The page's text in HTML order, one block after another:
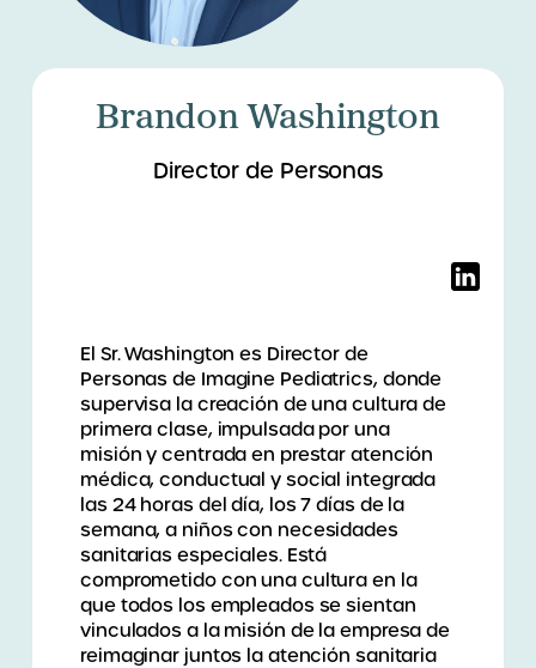
Brandon Washington
Director de Personas
El Sr. Washington es Director de
Personas de Imagine Pediatrics, donde
supervisa la creación de una cultura de
primera clase, impulsada por una
misión y centrada en prestar atención
médica, conductual y social integrada
las 24 horas del día, los 7 días de la
semana, a niños con necesidades
sanitarias especiales. Está
comprometido con una cultura en la
que todos los empleados se sientan
vinculados a la misión de la empresa de
reimaginar juntos la atención sanitaria